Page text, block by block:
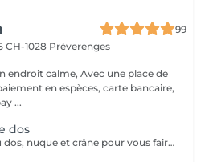
99
CH-1028 Préverenges
Avec une place de
...
dos
Gommage & massage du dos, nuque et crâne pour vous faire découvrir la nouvelle Gamme Mûre & Sureau de Yemanja